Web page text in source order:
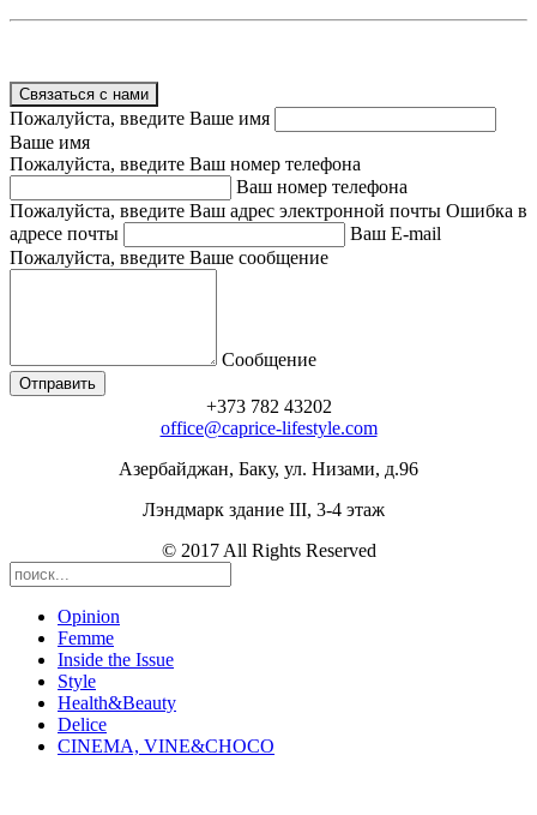
Связаться с нами
Пожалуйста, введите Ваше имя
Ваше имя
Пожалуйста, введите Ваш номер телефона
Ваш номер телефона
Пожалуйста, введите Ваш адрес электронной почты Ошибка в
адресе почты
Ваш E-mail
Пожалуйста, введите Ваше сообщение
Сообщение
+373 782 43202
office@caprice-lifestyle.com
Азербайджан, Баку, ул. Низами, д.96
Лэндмарк здание III, 3-4 этаж
© 2017 All Rights Reserved
Opinion
Femme
Inside the Issue
Style
Health&Beauty
Delice
CINEMA, VINE&CHOCO